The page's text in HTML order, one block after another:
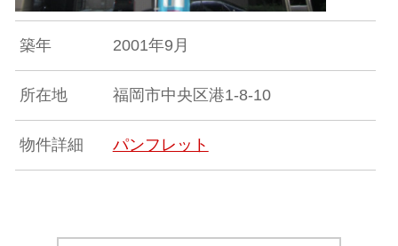
築年 2001年9月
所在地 福岡市中央区港1-8-10
物件詳細 パンフレット